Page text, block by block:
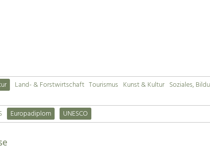
Land- & Forstwirtschaft Tourismus Kunst & Kultur Soziales,
Europadiplom UNESCO